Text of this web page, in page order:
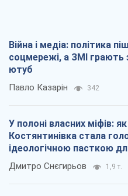
Війна і медіа: політика
соцмережі, а ЗМІ грають
ютуб
Павло Казарін 342
У полоні власних міфів: як
Костянтинівка стала
ідеологічною пасткою
окупантів
Дмитро Снєгирьов 1,9 т.